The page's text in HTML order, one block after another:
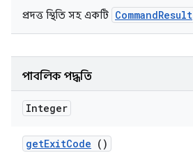
প্রদত্ত স্থিতি সহ একটি CommandResult
পাবলিক পদ্ধতি
Integer
getExitCode ()